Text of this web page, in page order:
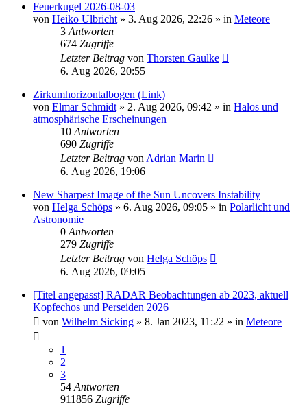
Feuerkugel 2026-08-03
von Heiko Ulbricht » 3. Aug 2026, 22:26 » in Meteore
3 Antworten
674 Zugriffe
Letzter Beitrag von Thorsten Gaulke
6. Aug 2026, 20:55
Zirkumhorizontalbogen (Link)
von Elmar Schmidt » 2. Aug 2026, 09:42 » in Halos und
atmosphärische Erscheinungen
10 Antworten
690 Zugriffe
Letzter Beitrag von Adrian Marin
6. Aug 2026, 19:06
New Sharpest Image of the Sun Uncovers Instability
von Helga Schöps » 6. Aug 2026, 09:05 » in Polarlicht und
Astronomie
0 Antworten
279 Zugriffe
Letzter Beitrag von Helga Schöps
6. Aug 2026, 09:05
[Titel angepasst] RADAR Beobachtungen ab 2023, aktuell
Kopfechos und Perseiden 2026
von Wilhelm Sicking » 8. Jan 2023, 11:22 » in Meteore
1
2
3
54 Antworten
911856 Zugriffe